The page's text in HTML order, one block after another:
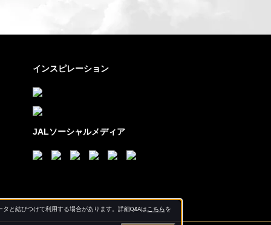
インスピレーション
JALソーシャルメディア
と結びつけて利用する場合があります。詳細Q&Aは こちらを